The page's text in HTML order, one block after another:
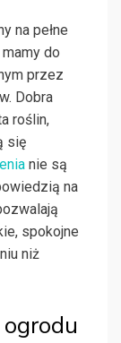
na pełne
do
przez
Dobra
roślin,
się
nie są
na
spokojne
niż